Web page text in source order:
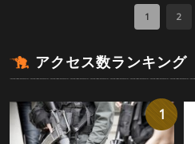
1 2
アクセス数ランキング
1